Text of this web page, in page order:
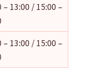
– 13:00 / 15:00 –
– 13:00 / 15:00 –